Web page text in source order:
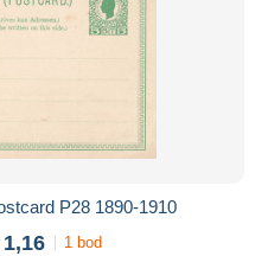
P28 1890-1910
1 bod